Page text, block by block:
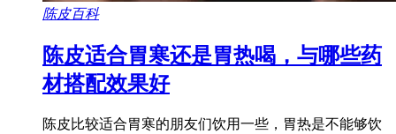
陈皮百科
陈皮适合胃寒还是胃热喝，与哪些药
材搭配效果好
陈皮比较适合胃寒的朋友们饮用一些，胃热是不能够饮